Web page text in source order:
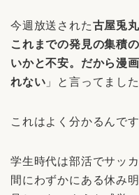
今週放送された古屋兎丸
これまでの発見の集積
いかと不安。だから漫
れない 」と言ってました
これはよく分かるんです
学生時代は部活でサッ
間にわずかにある休み